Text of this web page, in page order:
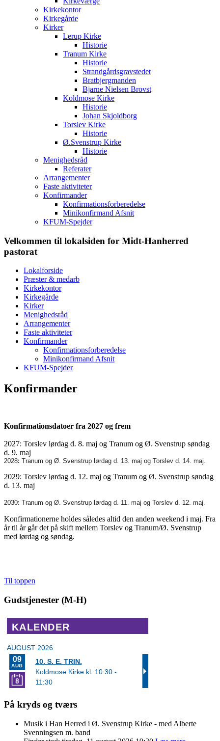
Kirkekontor
Kirkegårde
Kirker
Lerup Kirke
Historie
Tranum Kirke
Historie
Strandgårdsgravstedet
Bratbjergmanden
Bjarne Nielsen Brovst
Koldmose Kirke
Historie
Johan Skjoldborg
Torslev Kirke
Historie
Ø.Svenstrup Kirke
Historie
Menighedsråd
Referater
Arrangementer
Faste aktiviteter
Konfirmander
Konfirmationsforberedelse
Minikonfirmand Afsnit
KFUM-Spejder
Velkommen til lokalsiden for Midt-Hanherred
pastorat
Lokalforside
Præster & medarb
Kirkekontor
Kirkegårde
Kirker
Menighedsråd
Arrangementer
Faste aktiviteter
Konfirmander
Konfirmationsforberedelse
Minikonfirmand Afsnit
KFUM-Spejder
Konfirmander
Konfirmationsdatoer fra 2027 og frem
2027: Torslev lørdag d. 8. maj og Tranum og Ø. Svenstrup søndag
d. 9. maj
2028: Tranum og Ø. Svenstrup lørdag d. 13. maj og Torslev d. 14. maj.
2029: Torslev lørdag d. 12. maj og Tranum og Ø. Svenstrup søndag
d. 13. maj
2030: Tranum og Ø. Svenstrup lørdag d. 11. maj og Torslev d. 12. maj.
Konfirmationerne holdes således altid den anden weekend i maj. Fra
år til år går det på skift mellem Torslev og Tranum/Ø. Svenstrup
med lørdag og søndag.
Til toppen
Gudstjenester (M-H)
På kryds og tværs
Musik i Han Herred i Ø. Svenstrup Kirke - med Alberte
Svenningsen m. band